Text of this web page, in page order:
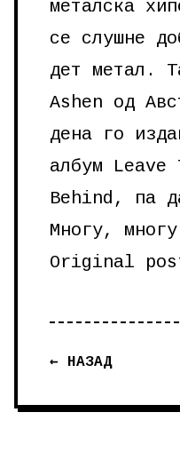
металска
се слушне
дет метал.
Ashen од
дена го
албум Leave
Behind, па
Многу,
Original
← НАЗАД